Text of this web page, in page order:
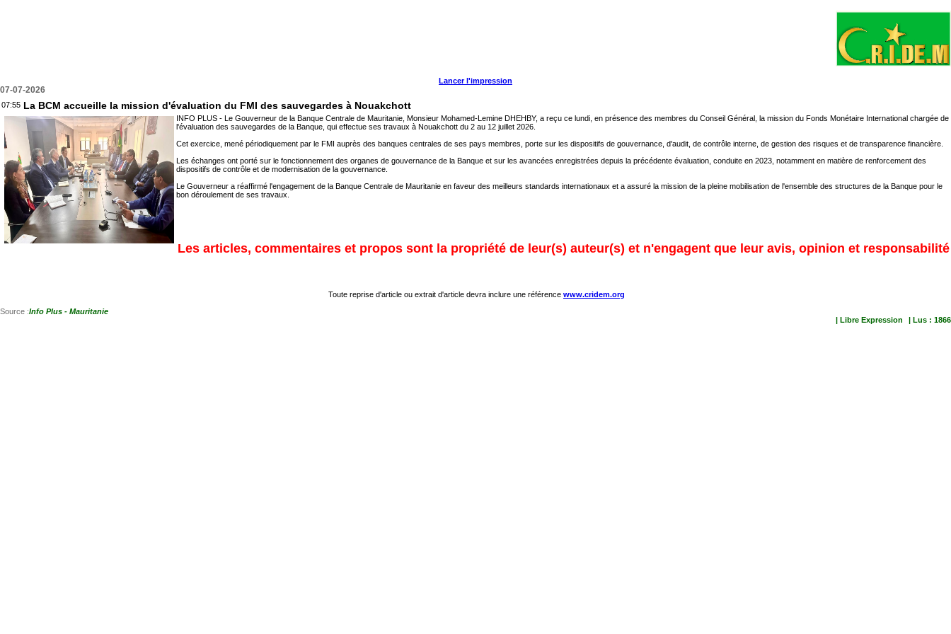
Lancer l'impression
07-07-2026
07:55 La BCM accueille la mission d'évaluation du FMI des sauvegardes à Nouakchott
INFO PLUS - Le Gouverneur de la Banque Centrale de Mauritanie, Monsieur Mohamed-Lemine DHEHBY, a reçu ce lundi, en présence des membres du Conseil Général, la mission du Fonds Monétaire International chargée de
l'évaluation des sauvegardes de la Banque, qui effectue ses travaux à Nouakchott du 2 au 12 juillet 2026.
Cet exercice, mené périodiquement par le FMI auprès des banques centrales de ses pays membres, porte sur les dispositifs de gouvernance, d'audit, de contrôle interne, de gestion des risques et de transparence financière.
Les échanges ont porté sur le fonctionnement des organes de gouvernance de la Banque et sur les avancées enregistrées depuis la précédente évaluation, conduite en 2023, notamment en matière de renforcement des
dispositifs de contrôle et de modernisation de la gouvernance.
Le Gouverneur a réaffirmé l'engagement de la Banque Centrale de Mauritanie en faveur des meilleurs standards internationaux et a assuré la mission de la pleine mobilisation de l'ensemble des structures de la Banque pour le
bon déroulement de ses travaux.
Les articles, commentaires et propos sont la propriété de leur(s) auteur(s) et n'engagent que leur avis, opinion et responsabilité
Toute reprise d'article ou extrait d'article devra inclure une référence www.cridem.org
Source :Info Plus - Mauritanie
| Libre Expression
| Lus : 1866